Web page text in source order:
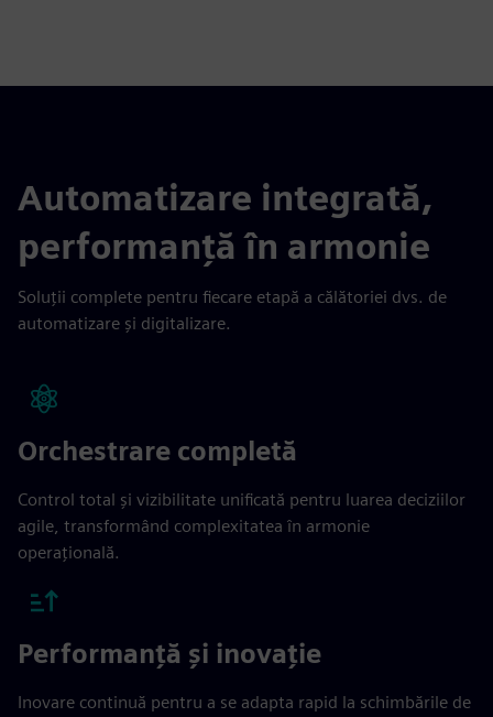
Automatizare integrată,
performanță în armonie
Soluții complete pentru fiecare etapă a călătoriei dvs. de
automatizare și digitalizare.
Orchestrare completă
Control total și vizibilitate unificată pentru luarea deciziilor
agile, transformând complexitatea în armonie
operațională.
Performanță și inovație
Inovare continuă pentru a se adapta rapid la schimbările de